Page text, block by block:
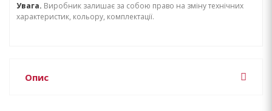
Увага. Виробник залишає за собою право на зміну технічних
характеристик, кольору, комплектації.
Опис